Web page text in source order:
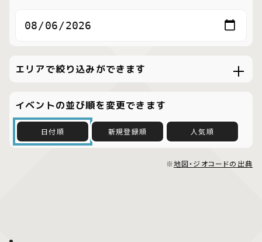
エリアで絞り込みができます
イベントの並び順を変更できます
日付順 新規登録順 人気順
※地図・ジオコードの出典